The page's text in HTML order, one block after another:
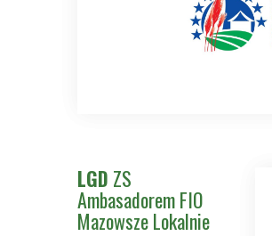
LGD ZS
Ambasadorem FIO
Mazowsze Lokalnie